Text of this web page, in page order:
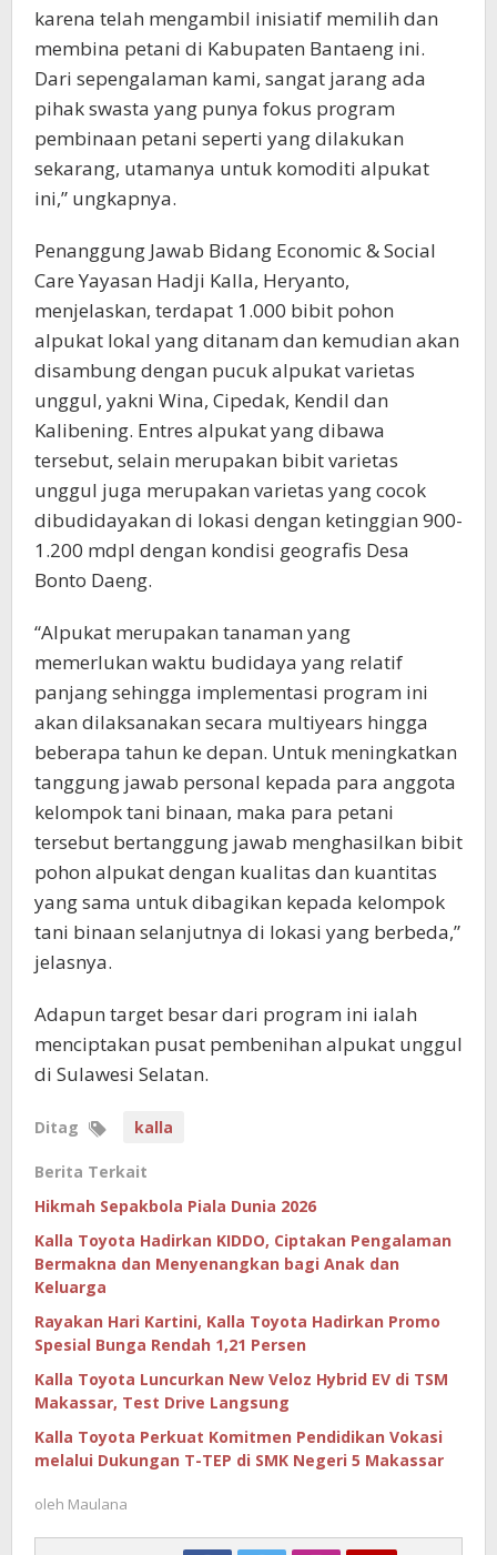
karena telah mengambil inisiatif memilih dan
membina petani di Kabupaten Bantaeng ini.
Dari sepengalaman kami, sangat jarang ada
pihak swasta yang punya fokus program
pembinaan petani seperti yang dilakukan
sekarang, utamanya untuk komoditi alpukat
ini,” ungkapnya.
Penanggung Jawab Bidang Economic & Social
Care Yayasan Hadji Kalla, Heryanto,
menjelaskan, terdapat 1.000 bibit pohon
alpukat lokal yang ditanam dan kemudian akan
disambung dengan pucuk alpukat varietas
unggul, yakni Wina, Cipedak, Kendil dan
Kalibening. Entres alpukat yang dibawa
tersebut, selain merupakan bibit varietas
unggul juga merupakan varietas yang cocok
dibudidayakan di lokasi dengan ketinggian 900-
1.200 mdpl dengan kondisi geografis Desa
Bonto Daeng.
“Alpukat merupakan tanaman yang
memerlukan waktu budidaya yang relatif
panjang sehingga implementasi program ini
akan dilaksanakan secara multiyears hingga
beberapa tahun ke depan. Untuk meningkatkan
tanggung jawab personal kepada para anggota
kelompok tani binaan, maka para petani
tersebut bertanggung jawab menghasilkan bibit
pohon alpukat dengan kualitas dan kuantitas
yang sama untuk dibagikan kepada kelompok
tani binaan selanjutnya di lokasi yang berbeda,”
jelasnya.
Adapun target besar dari program ini ialah
menciptakan pusat pembenihan alpukat unggul
di Sulawesi Selatan.
Ditag kalla
Berita Terkait
Hikmah Sepakbola Piala Dunia 2026
Kalla Toyota Hadirkan KIDDO, Ciptakan Pengalaman
Bermakna dan Menyenangkan bagi Anak dan
Keluarga
Rayakan Hari Kartini, Kalla Toyota Hadirkan Promo
Spesial Bunga Rendah 1,21 Persen
Kalla Toyota Luncurkan New Veloz Hybrid EV di TSM
Makassar, Test Drive Langsung
Kalla Toyota Perkuat Komitmen Pendidikan Vokasi
melalui Dukungan T-TEP di SMK Negeri 5 Makassar
oleh Maulana